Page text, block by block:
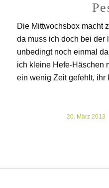
Die Mittwochsbox macht
da muss ich doch bei der
unbedingt noch einmal
ich kleine Hefe-Häschen
ein wenig Zeit gefehlt,
20. März 2013
/